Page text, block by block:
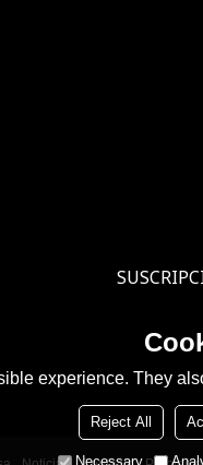
experience. They
Reject All
Necessary